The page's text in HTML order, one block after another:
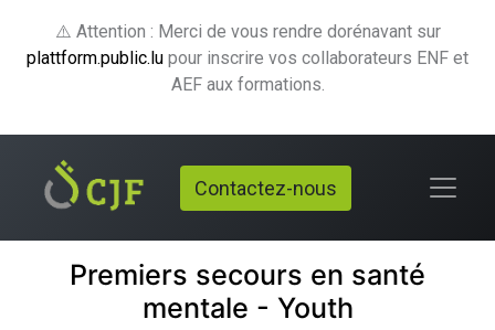
⚠️ Attention : Merci de vous rendre dorénavant sur
plattform.public.lu pour inscrire vos collaborateurs ENF et
AEF aux formations.
Contactez-nous
Premiers secours en santé
mentale - Youth